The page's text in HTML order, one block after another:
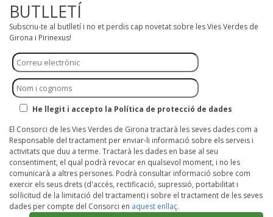
BUTLLETÍ
Subscriu-te al butlletí i no et perdis cap novetat sobre les Vies Verdes de
Girona i Pirinexus!
He llegit i accepto la Política de protecció de dades
El Consorci de les Vies Verdes de Girona tractarà les seves dades com a
Responsable del tractament per enviar-li informació sobre els serveis i
activitats que duu a terme. Tractarà les dades en base al seu
consentiment, el qual podrà revocar en qualsevol moment, i no les
comunicarà a altres persones. Podrà consultar informació sobre com
exercir els seus drets (d'accés, rectificació, supressió, portabilitat i
sol·licitud de la limitació del tractament) i sobre el tractament de les seves
dades per compte del Consorci en aquest enllaç.